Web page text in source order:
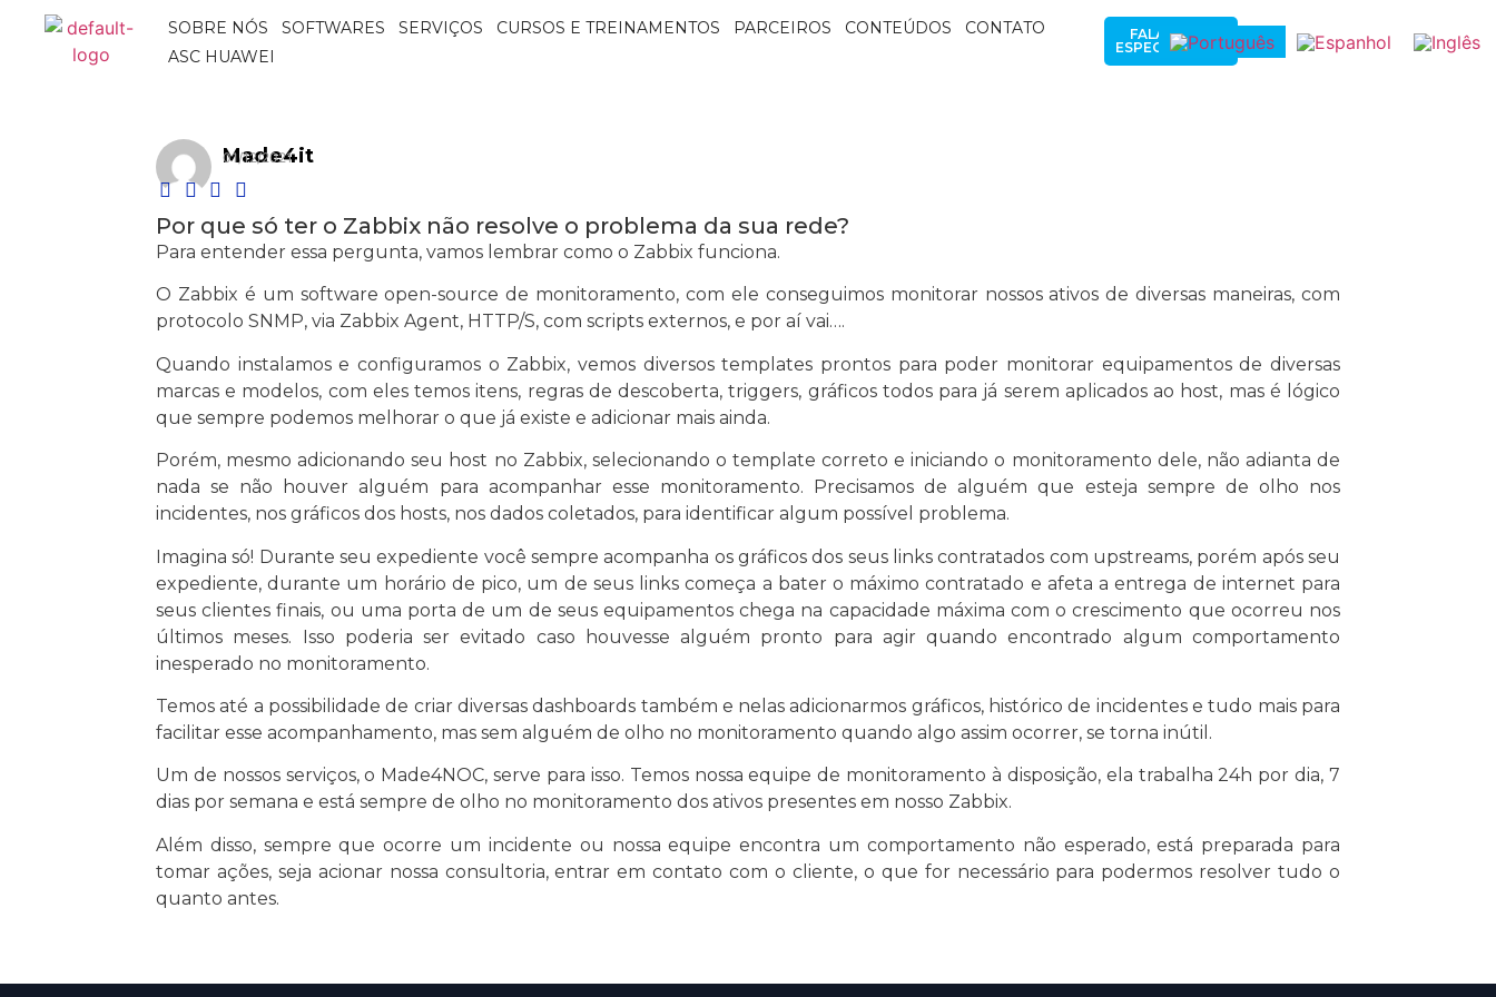
SOBRE NÓS SOFTWARES SERVIÇOS CURSOS E TREINAMENTOS PARCEIROS CONTEÚDOS
CONTATO
ASC HUAWEI
FALAR COM
ESPECIALISTAS
Made4it
01/12/2021
Por que só ter o Zabbix não resolve o problema da sua rede?
Para entender essa pergunta, vamos lembrar como o Zabbix funciona.
O Zabbix é um software open-source de monitoramento, com ele conseguimos monitorar nossos ativos de diversas maneiras, com
protocolo SNMP, via Zabbix Agent, HTTP/S, com scripts externos, e por aí vai….
Quando instalamos e configuramos o Zabbix, vemos diversos templates prontos para poder monitorar equipamentos de diversas
marcas e modelos, com eles temos itens, regras de descoberta, triggers, gráficos todos para já serem aplicados ao host, mas é lógico
que sempre podemos melhorar o que já existe e adicionar mais ainda.
Porém, mesmo adicionando seu host no Zabbix, selecionando o template correto e iniciando o monitoramento dele, não adianta de
nada se não houver alguém para acompanhar esse monitoramento. Precisamos de alguém que esteja sempre de olho nos
incidentes, nos gráficos dos hosts, nos dados coletados, para identificar algum possível problema.
Imagina só! Durante seu expediente você sempre acompanha os gráficos dos seus links contratados com upstreams, porém após seu
expediente, durante um horário de pico, um de seus links começa a bater o máximo contratado e afeta a entrega de internet para
seus clientes finais, ou uma porta de um de seus equipamentos chega na capacidade máxima com o crescimento que ocorreu nos
últimos meses. Isso poderia ser evitado caso houvesse alguém pronto para agir quando encontrado algum comportamento
inesperado no monitoramento.
Temos até a possibilidade de criar diversas dashboards também e nelas adicionarmos gráficos, histórico de incidentes e tudo mais para
facilitar esse acompanhamento, mas sem alguém de olho no monitoramento quando algo assim ocorrer, se torna inútil.
Um de nossos serviços, o Made4NOC, serve para isso. Temos nossa equipe de monitoramento à disposição, ela trabalha 24h por dia, 7
dias por semana e está sempre de olho no monitoramento dos ativos presentes em nosso Zabbix.
Além disso, sempre que ocorre um incidente ou nossa equipe encontra um comportamento não esperado, está preparada para
tomar ações, seja acionar nossa consultoria, entrar em contato com o cliente, o que for necessário para podermos resolver tudo o
quanto antes.